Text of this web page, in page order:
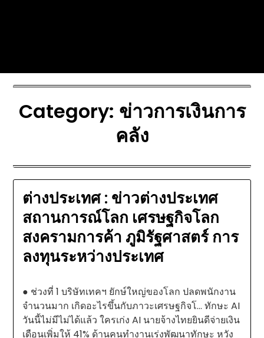
Category: ข่าวการเงินการ
คลัง
ต่างประเทศ : ข่าวต่างประเทศ
สถานการณ์โลก เศรษฐกิจโลก
สงครามการค้า ภูมิรัฐศาสตร์ การ
ลงทุนระหว่างประเทศ
● ช่วงที่ 1 บริษัทเทคฯ ยักษ์ใหญ่ของโลก ปลดพนักงาน
จำนวนมาก เกิดอะไรขึ้นกับภาวะเศรษฐกิจโ… ทักษะ AI
วันนี้ไม่มีไม่ได้แล้ว ใครเก่ง AI นายจ้างไทยยินดีจ่ายเงิน
เดือนเพิ่มให้ 41% ด้านคนทำงานเร่งพัฒนาทักษะ หวัง